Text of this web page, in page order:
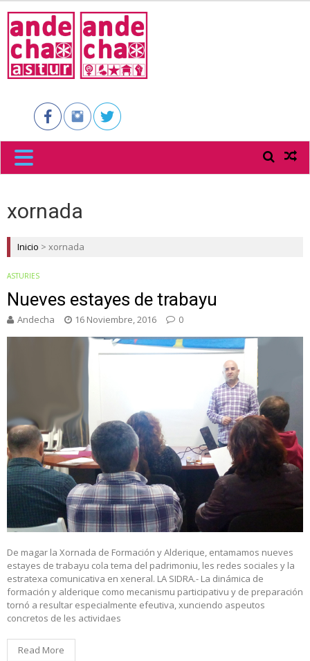
ASTUR
xornada
Inicio > xornada
ASTURIES
Nueves estayes de trabayu
Andecha 16 Noviembre, 2016 0
De magar la Xornada de Formación y Alderique, entamamos nueves
estayes de trabayu cola tema del padrimoniu, les redes sociales y la
estratexa comunicativa en xeneral. LA SIDRA.- La dinámica de
formación y alderique como mecanismu participativu y de preparación
tornó a resultar especialmente efeutiva, xunciendo aspeutos
concretos de les actividaes
Read More